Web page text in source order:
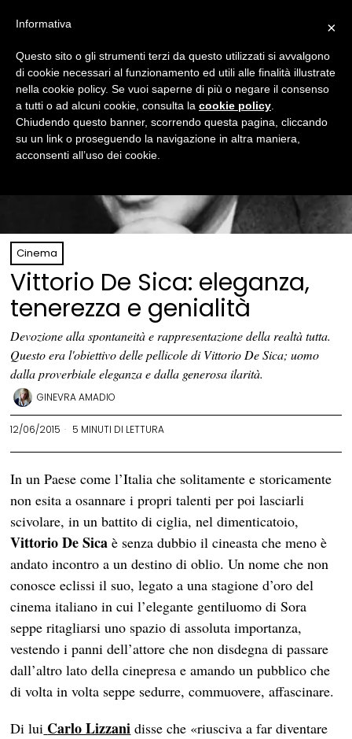
Cinema
Vittorio De Sica: eleganza,
tenerezza e genialità
Devozione alla spontaneità e rappresentazione della realtà tutta.
Questo era l'obiettivo delle pellicole di Vittorio De Sica; uomo
dalla proverbiale eleganza e dalla generosa ilarità.
GINEVRA AMADIO
12/06/2015 5 MINUTI DI LETTURA
In un Paese come l’Italia che solitamente e storicamente
non esita a osannare i propri talenti per poi lasciarli
scivolare, in un battito di ciglia, nel dimenticatoio,
Vittorio De Sica è senza dubbio il cineasta che meno è
andato incontro a un destino di oblio. Un nome che non
conosce eclissi il suo, legato a una stagione d’oro del
cinema italiano in cui l’elegante gentiluomo di Sora
seppe ritagliarsi uno spazio di assoluta importanza,
vestendo i panni dell’attore che non disdegna di passare
dall’altro lato della cinepresa e amando un pubblico che
di volta in volta seppe sedurre, commuovere, affascinare.
Di lui Carlo Lizzani disse che «riusciva a far diventare
×
Informativa
Questo sito o gli strumenti terzi da questo utilizzati si avvalgono
di cookie necessari al funzionamento ed utili alle finalità illustrate
nella cookie policy. Se vuoi saperne di più o negare il consenso
a tutti o ad alcuni cookie, consulta la cookie policy
Chiudendo questo banner, scorrendo questa pagina, cliccando
su un link o proseguendo la navigazione in altra maniera,
acconsenti all’uso dei cookie.